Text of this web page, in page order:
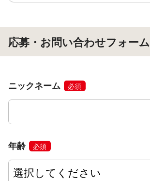
応募・お問い合わせフォーム
ニックネーム 必須
年齢 必須